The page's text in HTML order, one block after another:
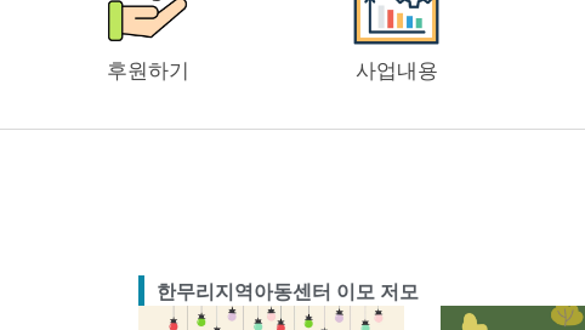
후원하기 사업내용
한무리지역아동센터 이모 저모
Page